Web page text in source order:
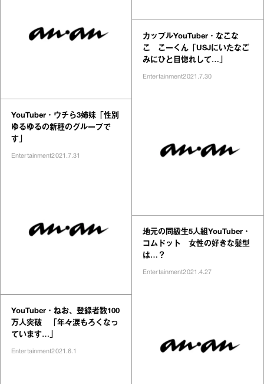
YouTuber・ウチら3姉妹「性別
ゆるゆるの新種のグループで
す」
Entertainment2021.7.31
YouTuber・ねお、登録者数100
万人突破 「年々涙もろくなっ
ています…」
Entertainment2021.6.1
カップルYouTuber・なこな
こ こーくん「USJにいたなご
みにひと目惚れして…」
Entertainment2021.7.30
地元の同級生5人組YouTuber・
コムドット 女性の好きな髪型
は…？
Entertainment2021.4.27